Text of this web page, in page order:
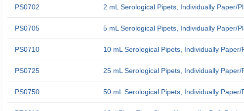
PS0702 2 mL Serological Pipets, Individually Paper/
PS0705 5 mL Serological Pipets, Individually Paper/
PS0710 10 mL Serological Pipets, Individually
PS0725 25 mL Serological Pipets, Individually
PS0750 50 mL Serological Pipets, Individually